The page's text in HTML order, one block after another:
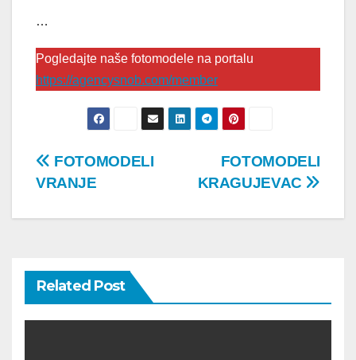
…
Pogledajte naše fotomodele na portalu
https://agencysnob.com/member
Post
FOTOMODELI
KRAGUJEVAC
FOTOMODELI
VRANJE
Related Post